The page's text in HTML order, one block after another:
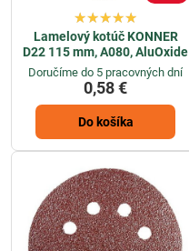
Lamelový kotúč KONNER
D22 115 mm, A080, AluOxide
Doručíme do 5 pracovných dní
0,58 €
Do košíka